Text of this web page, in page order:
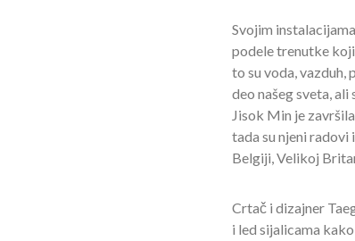
Svojim
podele trenutke
to su voda, vazduh,
deo našeg sveta, ali
Jisok Min je
tada su njeni radovi
Belgiji, Velikoj
Crtač i dizajner
i led sijalicama